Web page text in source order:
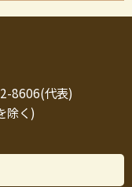
8606(代表)
除く)